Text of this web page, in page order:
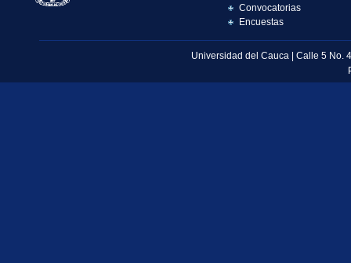
Convocatorias
Encuestas
Universidad del Cauca | Calle 5 No.